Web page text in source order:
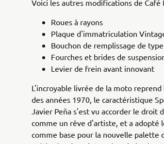
Voici les autres modifications de Café
Roues à rayons
Plaque d'immatriculation
Bouchon de remplissage de
Fourches et brides de
Levier de frein avant innovant
L'incroyable livrée de la moto
des années 1970, le caractéristique
Javier Peña s'est vu accorder le droit
comme un rêve d'artiste, et a adopté
comme base pour la nouvelle palette